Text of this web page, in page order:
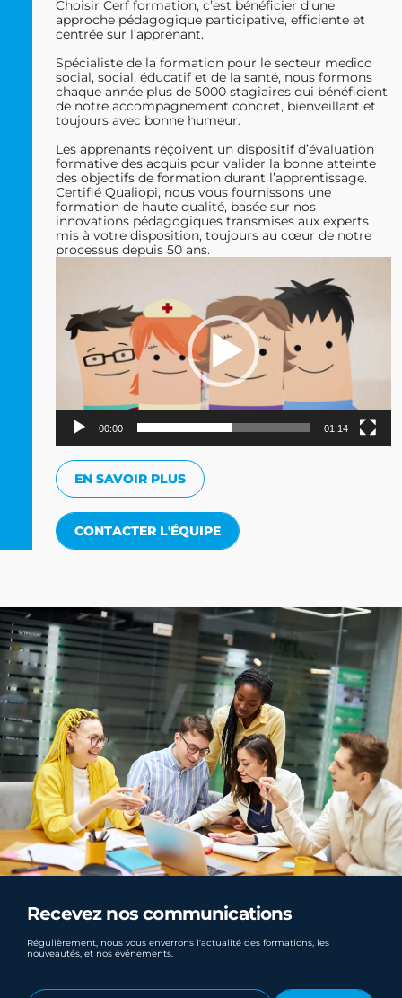
Choisir Cerf formation, c’est bénéficier d’une
approche pédagogique participative, efficiente et
centrée sur l’apprenant.
Spécialiste de la formation pour le secteur medico
social, social, éducatif et de la santé, nous formons
chaque année plus de 5000 stagiaires qui bénéficient
de notre accompagnement concret, bienveillant et
toujours avec bonne humeur.
Les apprenants reçoivent un dispositif d’évaluation
formative des acquis pour valider la bonne atteinte
des objectifs de formation durant l’apprentissage.
Certifié Qualiopi, nous vous fournissons une
formation de haute qualité, basée sur nos
innovations pédagogiques transmises aux experts
mis à votre disposition, toujours au cœur de notre
processus depuis 50 ans.
00:00 01:14
EN SAVOIR PLUS
CONTACTER L'ÉQUIPE
Recevez nos communications
Régulièrement, nous vous enverrons l'actualité des formations, les
nouveautés, et nos événements.